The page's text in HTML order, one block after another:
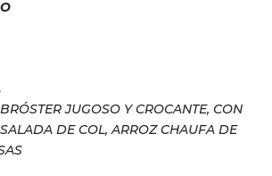
JUGOSO Y CROCANTE, CON
DE COL, ARROZ CHAUFA DE